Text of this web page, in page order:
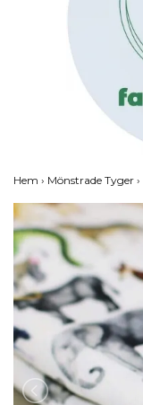
Hem › Mönstrade Tyger ›